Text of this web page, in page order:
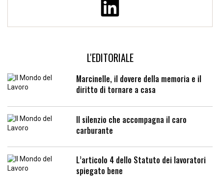
L'EDITORIALE
Marcinelle, il dovere della memoria e il
diritto di tornare a casa
Il silenzio che accompagna il caro
carburante
L’articolo 4 dello Statuto dei lavoratori
spiegato bene